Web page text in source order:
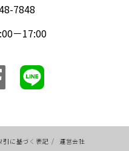
7848
－17:00
引に基づく表記 / 運営会社